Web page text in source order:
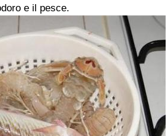
e il pesce.